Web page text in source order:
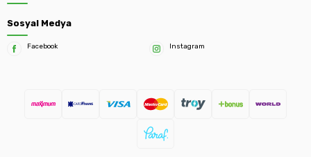
Sosyal Medya
Facebook Instagram